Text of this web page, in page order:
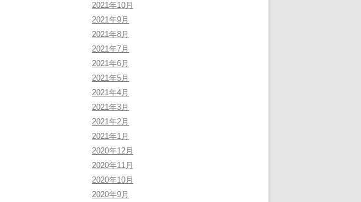
2021年10月
2021年9月
2021年8月
2021年7月
2021年6月
2021年5月
2021年4月
2021年3月
2021年2月
2021年1月
2020年12月
2020年11月
2020年10月
2020年9月